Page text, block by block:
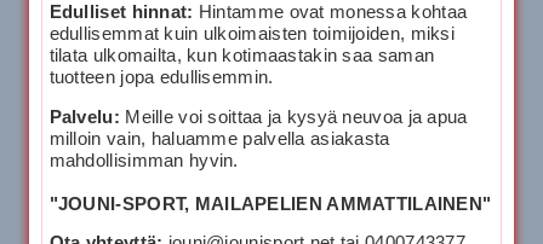
Edulliset hinnat: Hintamme ovat monessa kohtaa
edullisemmat kuin ulkoimaisten toimijoiden, miksi
tilata ulkomailta, kun kotimaastakin saa saman
tuotteen jopa edullisemmin.
Palvelu: Meille voi soittaa ja kysyä neuvoa ja apua
milloin vain, haluamme palvella asiakasta
mahdollisimman hyvin.
"JOUNI-SPORT, MAILAPELIEN AMMATTILAINEN"